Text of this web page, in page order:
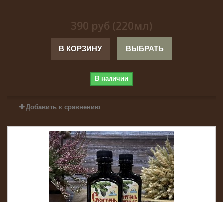
390 руб (220мл)
В КОРЗИНУ ВЫБРАТЬ
В наличии
Добавить к сравнению